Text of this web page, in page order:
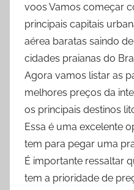
voos Vamos começar
principais capitais
aérea baratas saindo
cidades praianas do
Agora vamos listar as
melhores preços da
os principais destinos
Essa é uma excelente
tem para pegar uma
É importante ressaltar
tem a prioridade de